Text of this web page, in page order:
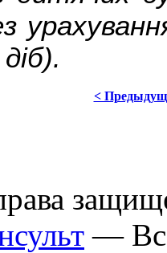
<
—